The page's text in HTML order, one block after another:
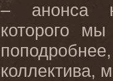
– анонса
которого
коллектива,